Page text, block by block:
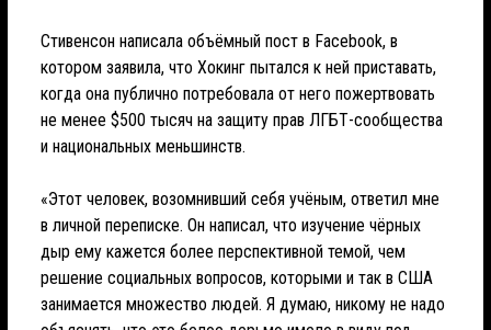
Стивенсон написала объёмный пост в Facebook, в
котором заявила, что Хокинг пытался к ней приставать,
когда она публично потребовала от него пожертвовать
не менее $500 тысяч на защиту прав ЛГБТ-сообщества
и национальных меньшинств.
«Этот человек, возомнивший себя учёным, ответил мне
в личной переписке. Он написал, что изучение чёрных
дыр ему кажется более перспективной темой, чем
решение социальных вопросов, которыми и так в США
занимается множество людей. Я думаю, никому не надо